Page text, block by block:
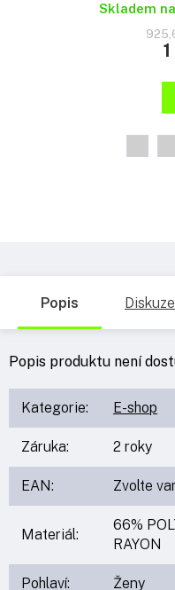
Skladem
Popis Diskuze
Popis produktu není
Kategorie: E-shop
Záruka: 2 roky
EAN: Zvolte
Materiál:
66%
RAYON
Pohlaví: Ženy